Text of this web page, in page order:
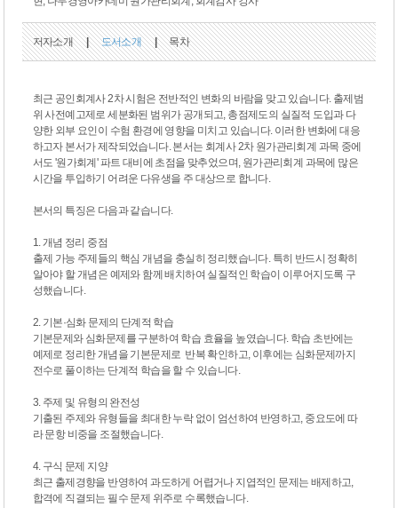
저자소개 | 도서소개 | 목차
최근 공인회계사 2차 시험은 전반적인 변화의 바람을 맞고 있습니다. 출제범
위 사전예고제로 세분화된 범위가 공개되고, 총점제도의 실질적 도입과 다
양한 외부 요인이 수험 환경에 영향을 미치고 있습니다. 이러한 변화에 대응
하고자 본서가 제작되었습니다. 본서는 회계사 2차 원가관리회계 과목 중에
서도 '원가회계' 파트 대비에 초점을 맞추었으며, 원가관리회계 과목에 많은
시간을 투입하기 어려운 다유생을 주 대상으로 합니다.
본서의 특징은 다음과 같습니다.
1. 개념 정리 중점
출제 가능 주제들의 핵심 개념을 충실히 정리했습니다. 특히 반드시 정확히
알아야 할 개념은 예제와 함께 배치하여 실질적인 학습이 이루어지도록 구
성했습니다.
2. 기본·심화 문제의 단계적 학습
기본문제와 심화문제를 구분하여 학습 효율을 높였습니다. 학습 초반에는
예제로 정리한 개념을 기본문제로 반복 확인하고, 이후에는 심화문제까지
전수로 풀이하는 단계적 학습을 할 수 있습니다.
3. 주제 및 유형의 완전성
기출된 주제와 유형들을 최대한 누락 없이 엄선하여 반영하고, 중요도에 따
라 문항 비중을 조절했습니다.
4. 구식 문제 지양
최근 출제경향을 반영하여 과도하게 어렵거나 지엽적인 문제는 배제하고,
합격에 직결되는 필수 문제 위주로 수록했습니다.